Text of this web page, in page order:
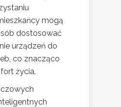
mogą
dostosować
urządzeń do
co znacząco
życia.